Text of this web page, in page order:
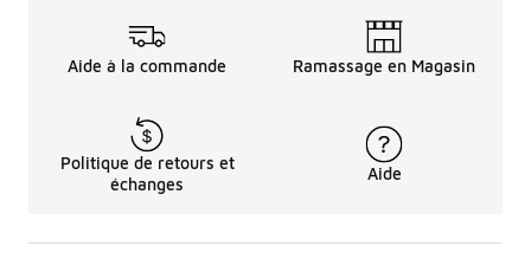
Aide à la commande Ramassage en Magasin
Politique de retours et
échanges
Aide